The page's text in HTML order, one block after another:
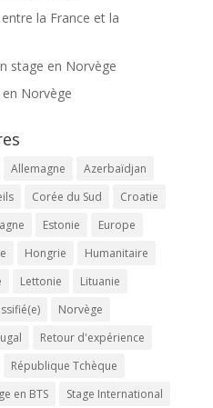
la France et la
stage en Norvège
Norvège
Allemagne
Azerbaïdjan
Corée du Sud
Croatie
Estonie
Europe
Hongrie
Humanitaire
Lettonie
Lituanie
Norvège
Retour d'expérience
République Tchèque
en BTS Stage International